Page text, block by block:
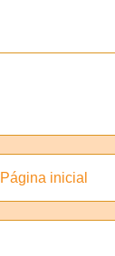
Página inicial